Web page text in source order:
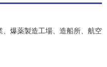
爆薬製造工場、造船所、航空